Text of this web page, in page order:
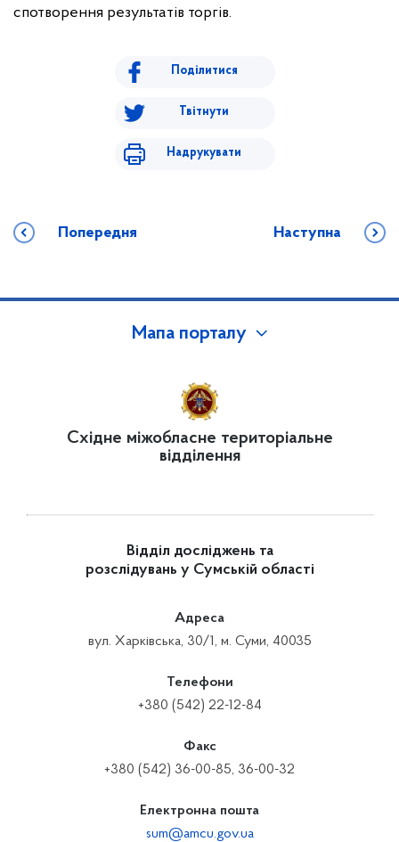
спотворення результатів торгів.
Поділитися
Твітнути
Надрукувати
Попередня Наступна
Мапа порталу
Східне міжобласне територіальне
відділення
Відділ досліджень та
розслідувань у Сумській області
Адреса
вул. Харківська, 30/1, м. Суми, 40035
Телефони
+380 (542) 22-12-84
Факс
+380 (542) 36-00-85, 36-00-32
Електронна пошта
sum@amcu.gov.ua